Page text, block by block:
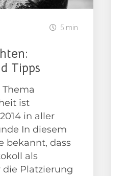
5 min
Tipps
Thema
ist
in aller
In diesem
bekannt, dass
als
die Platzierung